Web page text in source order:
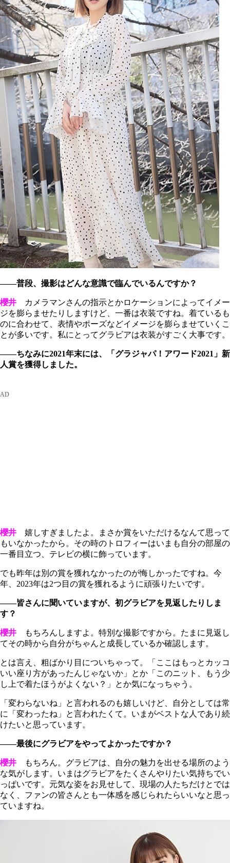
――普段、撮影はどんな意識で臨んでいるんですか？
櫻井 カメラマンさんの指示とかロケーションによってイメー
ジを膨らませたりしますけど、一番は衣装ですね。着ているも
のに合わせて、表情やポーズなどイメージを膨らませていくこ
とが多いです。私にとってグラビアは衣装がすごく大事です。
――ちなみに2021年末には、「グラジャパ！アワード2021」新
人賞を獲得しました。
櫻井 嬉しすぎましたよ。まさか賞をいただけるなんて思って
もいなかったから。その時のトロフィーはいまも自分の部屋の
一番目立つ、テレビの横に飾っています。
でも昨年は別の賞を獲れなかったのが悔しかったですね。今
年、2023年は2つ目の賞を獲れるように頑張りたいです。
――皆さんに聞いていますが、初グラビアを見返したりしま
す？
櫻井 もちろんしますよ。特別な撮影ですから。たまに見返し
てその時から自分がちゃんと成長しているか確認します。
とは言え、粗ばかり目についちゃって。「ここはもっとカッコ
いい座り方があったんじゃないか」とか「このニット、もう少
し上で着たほうがよくない？」とか気になっちゃう。
「変わらないね」と言われるのも嬉しいけど、自分としては常
に「変わったね」と言われたくて。いまがベストな人であり続
けたいと思っています。
――最後にグラビアをやってよかったですか？
櫻井 もちろん。グラビアは、自分の魅力を出せる場所のよう
な気がします。いまはグラビアをたくさんやりたい気持ちでい
っぱいです。元気な姿をお見せして、現場の人たちだけとでは
なく、ファンの皆さんとも一体感を感じられたらいいなと思っ
ていますね。